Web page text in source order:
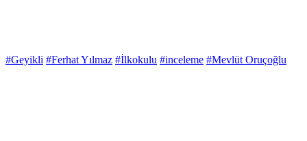
#Geyikli #Ferhat Yılmaz #İlkokulu #inceleme #Mevlüt Oruçoğlu